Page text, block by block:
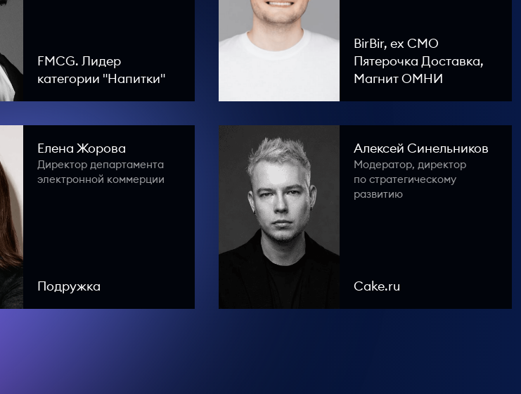
FMCG. Лидер
категории "Напитки"
BirBir, ex СМО
Пятерочка Доставка,
Магнит ОМНИ
Елена Жорова
Директор департамента
электронной коммерции
Подружка
Алексей Синельников
Модератор, директор
по стратегическому
развитию
Cake.ru